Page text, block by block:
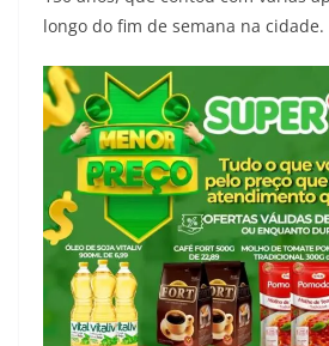
longo do fim de semana na cidade.